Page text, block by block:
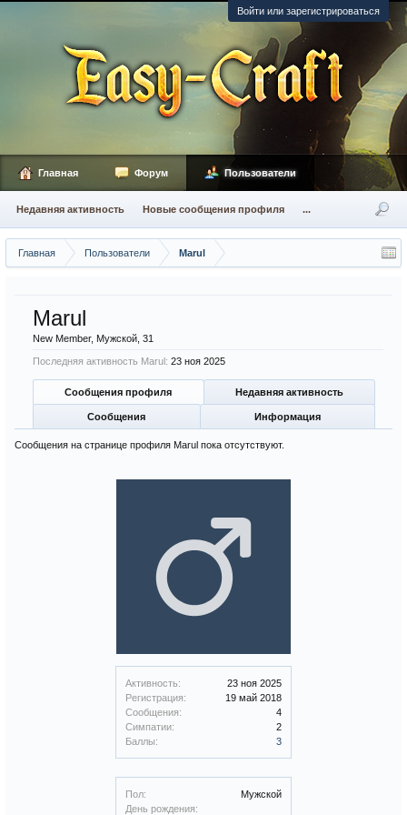
Войти или зарегистрироваться
Главная Пользователи Marul
Активность:
23 ноя 2025
Регистрация:
19 май 2018
Сообщения:
4
Симпатии:
2
Баллы:
3
Пол:
Мужской
День рождения:
Marul
New Member, Мужской, 31
Последняя активность Marul: 23 ноя 2025
Сообщения профиля Недавняя активность
Сообщения Информация
Сообщения на странице профиля Marul пока отсутствуют.
Главная Форум Пользователи
Недавняя активность Новые сообщения профиля ...